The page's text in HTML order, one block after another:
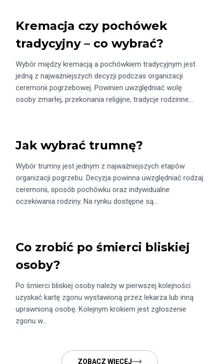
Kremacja czy pochówek
tradycyjny – co wybrać?
Wybór między kremacją a pochówkiem tradycyjnym jest
jedną z najważniejszych decyzji podczas organizacji
ceremonii pogrzebowej. Powinien uwzględniać wolę
osoby zmarłej, przekonania religijne, tradycje rodzinne…
Jak wybrać trumnę?
Wybór trumny jest jednym z najważniejszych etapów
organizacji pogrzebu. Decyzja powinna uwzględniać rodzaj
ceremonii, sposób pochówku oraz indywidualne
oczekiwania rodziny. Na rynku dostępne są…
Co zrobić po śmierci bliskiej
osoby?
Po śmierci bliskiej osoby należy w pierwszej kolejności
uzyskać kartę zgonu wystawioną przez lekarza lub inną
uprawnioną osobę. Kolejnym krokiem jest zgłoszenie
zgonu w…
ZOBACZ WIĘCEJ